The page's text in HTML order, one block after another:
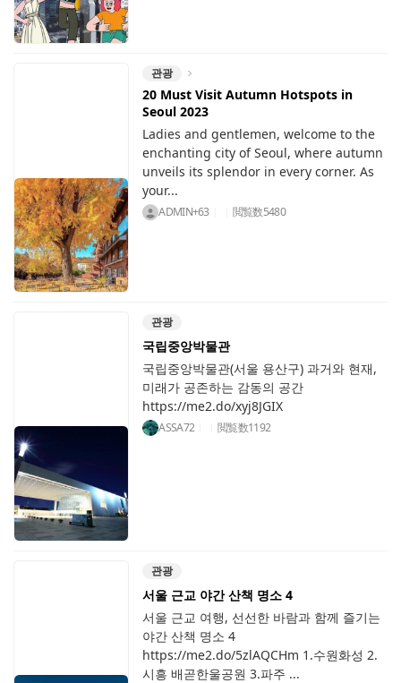
관광
20 Must Visit Autumn Hotspots in
Seoul 2023
Ladies and gentlemen, welcome to the
enchanting city of Seoul, where autumn
unveils its splendor in every corner. As
your...
ADMIN+63 閲覧数5480
관광
국립중앙박물관
국립중앙박물관(서울 용산구) 과거와 현재,
미래가 공존하는 감동의 공간
https://me2.do/xyj8JGIX
ASSA72 閲覧数1192
관광
서울 근교 야간 산책 명소 4
서울 근교 여행, 선선한 바람과 함께 즐기는
야간 산책 명소 4
https://me2.do/5zlAQCHm 1.수원화성 2.
시흥 배곧한울공원 3.파주 ...